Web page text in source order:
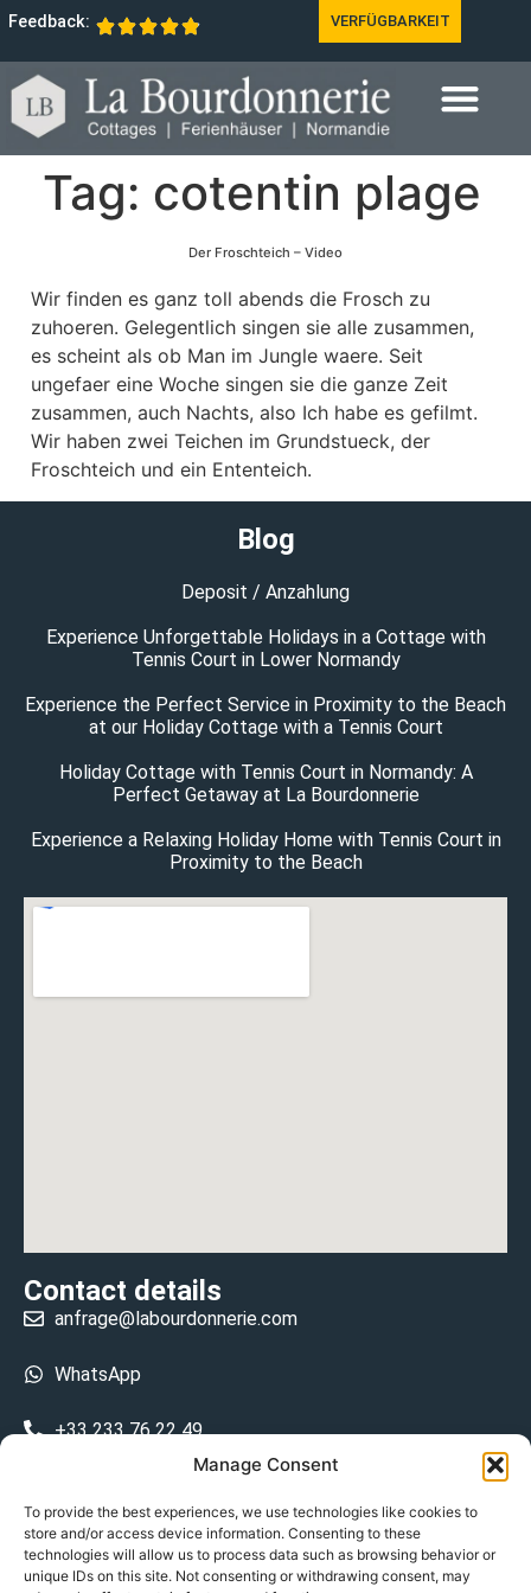
Manage Consent
To provide the best experiences, we use technologies like cookies to
store and/or access device information. Consenting to these
technologies will allow us to process data such as browsing behavior or
unique IDs on this site. Not consenting or withdrawing consent, may
Feedback: VERFÜGBARKEIT
Tag: cotentin plage
Der Froschteich – Video
Wir finden es ganz toll abends die Frosch zu
zuhoeren. Gelegentlich singen sie alle zusammen,
es scheint als ob Man im Jungle waere. Seit
ungefaer eine Woche singen sie die ganze Zeit
zusammen, auch Nachts, also Ich habe es gefilmt.
Wir haben zwei Teichen im Grundstueck, der
Froschteich und ein Ententeich.
Blog
Deposit / Anzahlung
Experience Unforgettable Holidays in a Cottage with
Tennis Court in Lower Normandy
Experience the Perfect Service in Proximity to the Beach
at our Holiday Cottage with a Tennis Court
Holiday Cottage with Tennis Court in Normandy: A
Perfect Getaway at La Bourdonnerie
Experience a Relaxing Holiday Home with Tennis Court in
Proximity to the Beach
Contact details
anfrage@labourdonnerie.com
WhatsApp
+33 233 76 22 49
15 La Bourdonnerie 50430 Vesly
prosecuted.blusher.yielded